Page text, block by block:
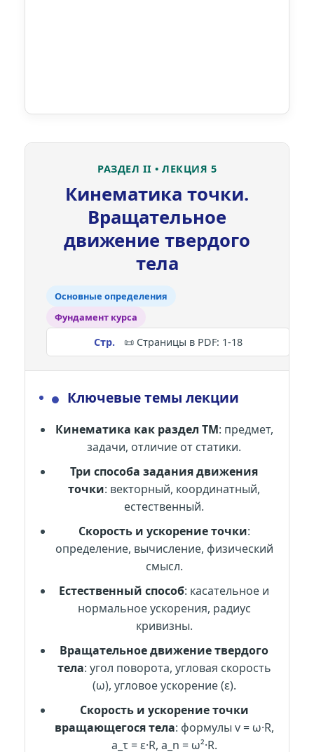
РАЗДЕЛ II • ЛЕКЦИЯ 5
Кинематика точки.
Вращательное
движение твердого
тела
Основные определения
Фундамент курса
📜 Страницы в PDF: 1-18
● Ключевые темы лекции
Кинематика как раздел ТМ: предмет,
задачи, отличие от статики.
Три способа задания движения
точки: векторный, координатный,
естественный.
Скорость и ускорение точки:
определение, вычисление, физический
смысл.
Естественный способ: касательное и
нормальное ускорения, радиус
кривизны.
Вращательное движение твердого
тела: угол поворота, угловая скорость
(ω), угловое ускорение (ε).
Скорость и ускорение точки
вращающегося тела: формулы v = ω·R,
a_τ = ε·R, a_n = ω²·R.